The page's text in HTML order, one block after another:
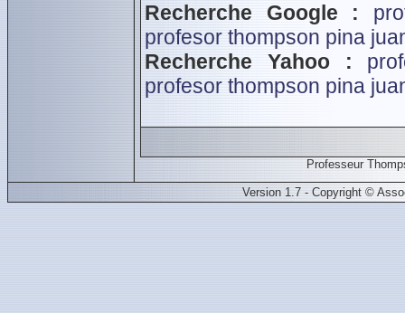
Recherche Google :
profesor thompson pina
Recherche Yahoo :
profesor thompson pina
Professeur
Version 1.7 - Copyright ©